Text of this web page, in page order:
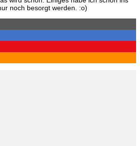
noch besorgt werden. :o)